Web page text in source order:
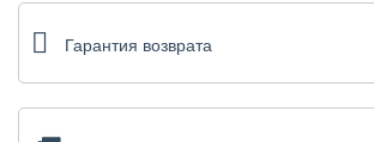
Гарантия возврата